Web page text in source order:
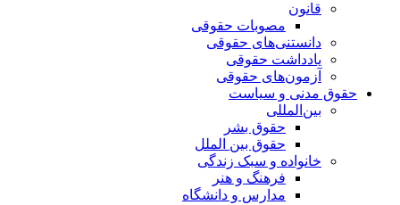
قانون
مصوبات حقوقی
دانستنی‌های حقوقی
یادداشت حقوقی
آزمون‌های حقوقی
حقوق مدنی و سیاست
بین‌المللی
حقوق بشر
حقوق بین الملل
خانواده و سبک زندگی
فرهنگ و هنر
مدارس و دانشگاه